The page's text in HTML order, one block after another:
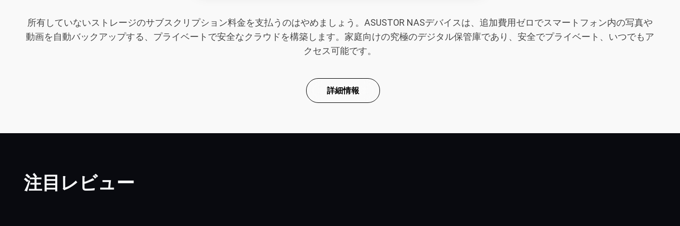
所有していないストレージのサブスクリプション料金を支払うのはやめましょう。ASUSTOR NASデバイスは、追加費用ゼロでスマートフォン内の写真や
動画を自動バックアップする、プライベートで安全なクラウドを構築します。家庭向けの究極のデジタル保管庫であり、安全でプライベート、いつでもア
クセス可能です。
詳細情報
注目レビュー